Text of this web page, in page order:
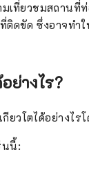
เที่ยวชมสถานที่
ติดขัด ซึ่งอาจท
ย่างไร?
ยวโตได้อย่างไร
นนี้: